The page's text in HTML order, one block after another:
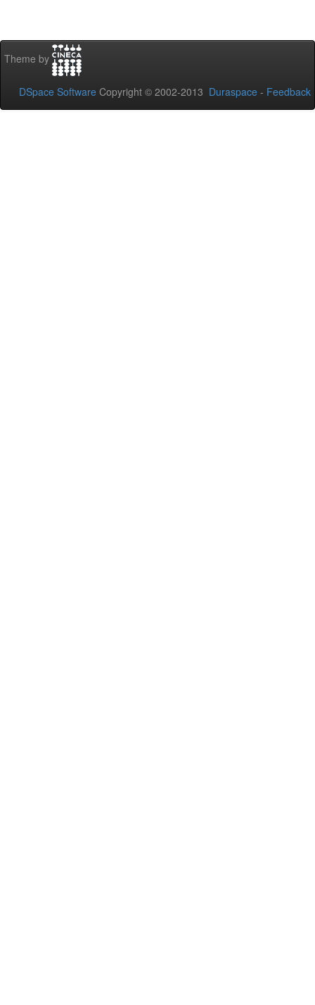
Theme by
DSpace Software Copyright © 2002-2013 Duraspace - Feedback